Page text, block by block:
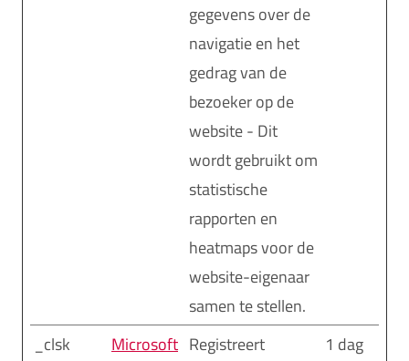
gegevens over de
navigatie en het
gedrag van de
bezoeker op de
website - Dit
wordt gebruikt om
statistische
rapporten en
heatmaps voor de
website-eigenaar
samen te stellen.
_clsk
Microsoft Registreert
1 dag